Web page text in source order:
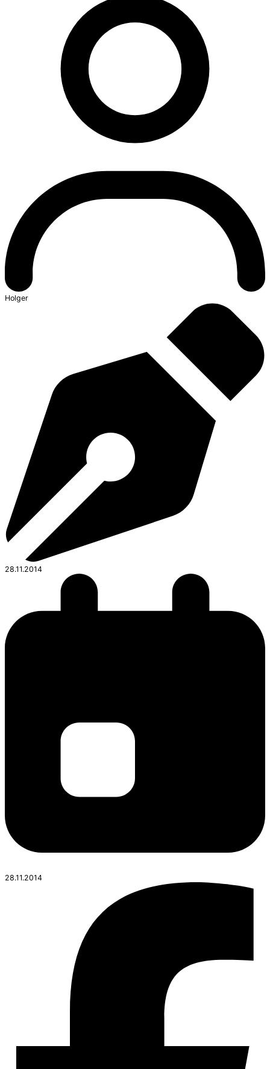
Holger
28.11.2014
28.11.2014